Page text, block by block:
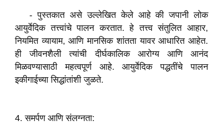
- पुस्तकात असे उल्लेखित केले आहे की जपानी लोक
आयुर्वेदिक तत्त्वांचे पालन करतात. हे तत्त्व संतुलित आहार,
नियमित व्यायाम, आणि मानसिक शांतता यावर आधारित आहेत.
ही जीवनशैली त्यांची दीर्घकालिक आरोग्य आणि आनंद
मिळवण्यासाठी महत्वपूर्ण आहे. आयुर्वेदिक पद्धतींचे पालन
इकीगाईच्या सिद्धांतांशी जुळते.
4. समर्पण आणि संलग्नता: